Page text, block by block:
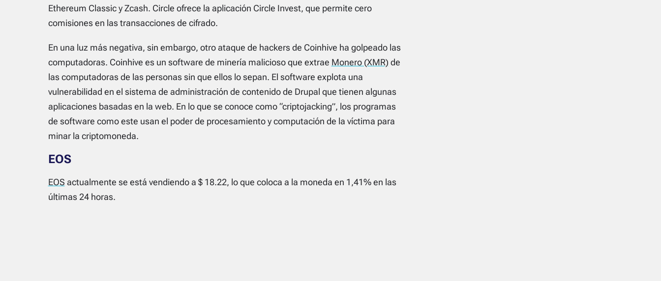
Ethereum Classic y Zcash. Circle ofrece la aplicación Circle Invest, que permite cero
comisiones en las transacciones de cifrado.
En una luz más negativa, sin embargo, otro ataque de hackers de Coinhive ha golpeado las
computadoras. Coinhive es un software de minería malicioso que extrae Monero (XMR) de
las computadoras de las personas sin que ellos lo sepan. El software explota una
vulnerabilidad en el sistema de administración de contenido de Drupal que tienen algunas
aplicaciones basadas en la web. En lo que se conoce como “criptojacking”, los programas
de software como este usan el poder de procesamiento y computación de la víctima para
minar la criptomoneda.
EOS
EOS actualmente se está vendiendo a $ 18.22, lo que coloca a la moneda en 1,41% en las
últimas 24 horas.